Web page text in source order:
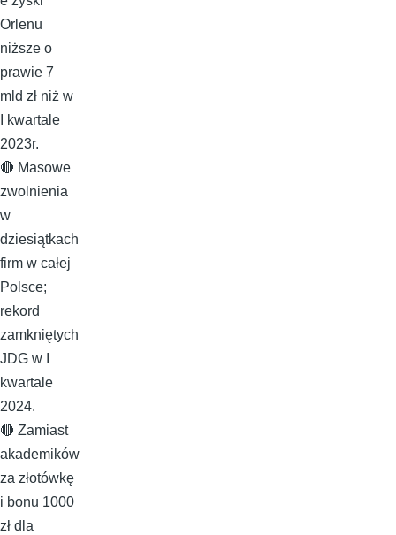
Orlenu
niższe o
prawie 7
mld zł niż w
I kwartale
2023r.
🔴 Masowe
zwolnienia
w
dziesiątkach
firm w całej
Polsce;
rekord
zamkniętych
JDG w I
kwartale
2024.
🔴 Zamiast
akademików
za złotówkę
i bonu 1000
zł dla